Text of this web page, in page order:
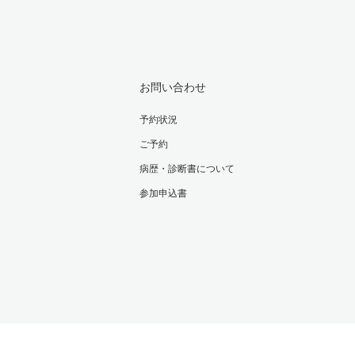
お問い合わせ
予約状況
ご予約
病歴・診断書について
参加申込書